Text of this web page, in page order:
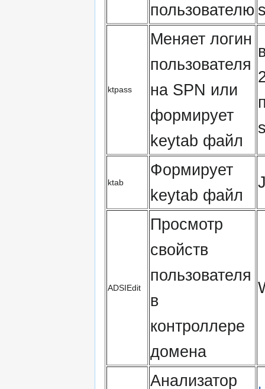
пользователю
ktpass
Меняет логин
пользователя
на SPN или
формирует
keytab файл
ktab
Формирует
keytab файл
ADSIEdit
Просмотр
свойств
пользователя
в
контроллере
домена
Анализатор